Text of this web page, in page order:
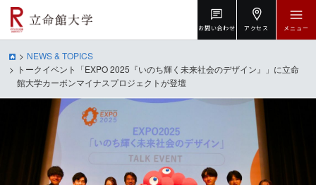
お問い合わせ アクセス メニュー
NEWS & TOPICS
トークイベント「EXPO 2025『いのち輝く未来社会のデザイン』」に立命
館大学カーボンマイナスプロジェクトが登壇